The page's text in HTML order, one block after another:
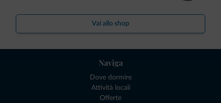
Vai allo shop
Naviga
Dove dormire
Attività locali
Offerte